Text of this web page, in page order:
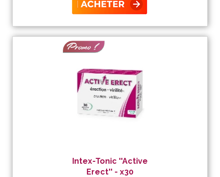
Intex-Tonic ''Active
Erect'' - x30